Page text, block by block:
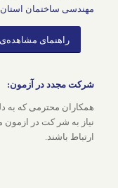
مهندسی ساختمان
راهنمای
شرکت مجدد در آزمون:
همکاران محترمی که به
نیاز به شر کت در ازمون
ارتباط باشند.